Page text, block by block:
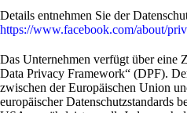
Details entnehmen Sie der
https://www.facebook.com/about/
Das Unternehmen verfügt über eine
Data Privacy Framework“ (DPF).
zwischen der Europäischen Union
europäischer Datenschutzstandards